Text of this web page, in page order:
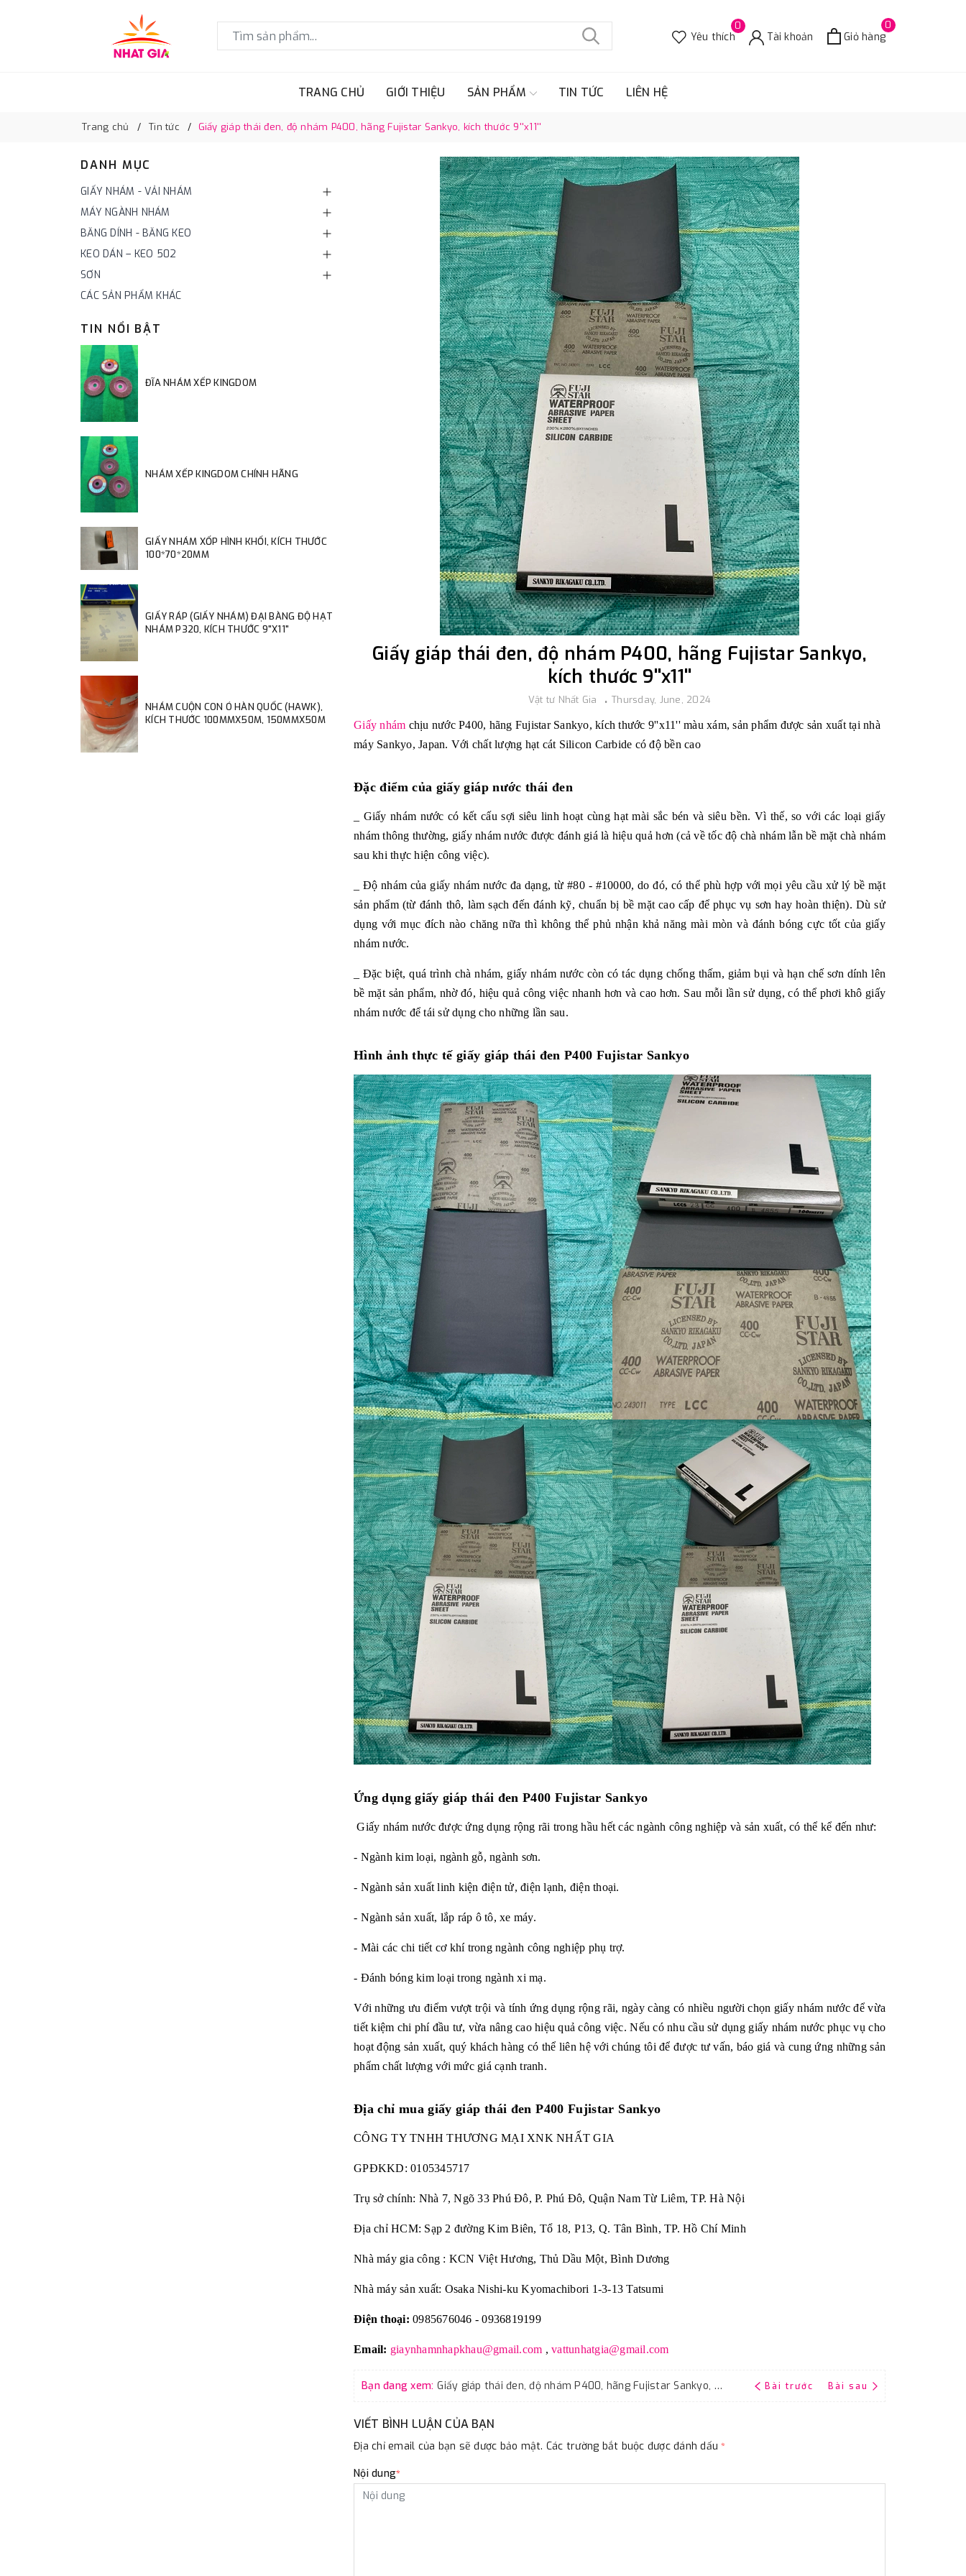
0
Yêu thích Tài khoản
0
Giỏ hàng
TRANG CHỦ GIỚI THIỆU SẢN PHẨM TIN TỨC LIÊN HỆ
Trang chủ Tin tức Giấy giáp thái đen, độ nhám P400, hãng Fujistar Sankyo, kích thước 9''x11''
DANH MỤC
GIẤY NHÁM - VẢI NHÁM
MÁY NGÀNH NHÁM
BĂNG DÍNH - BĂNG KEO
KEO DÁN – KEO 502
SƠN
CÁC SẢN PHẨM KHÁC
TIN NỔI BẬT
ĐĨA NHÁM XẾP KINGDOM
NHÁM XẾP KINGDOM CHÍNH HÃNG
GIẤY NHÁM XỐP HÌNH KHỐI, KÍCH THƯỚC
100*70*20MM
GIẤY RÁP (GIẤY NHÁM) ĐẠI BÀNG ĐỘ HẠT
NHÁM P320, KÍCH THƯỚC 9"X11"
NHÁM CUỘN CON Ó HÀN QUỐC (HAWK),
KÍCH THƯỚC 100MMX50M, 150MMX50M
Giấy giáp thái đen, độ nhám P400, hãng Fujistar Sankyo,
kích thước 9''x11''
Vật tư Nhất Gia Thursday, June, 2024
Giấy nhám chịu nước P400, hãng Fujistar Sankyo, kích thước 9''x11'' màu xám, sản phẩm được sản xuất tại nhà
máy Sankyo, Japan. Với chất lượng hạt cát Silicon Carbide có độ bền cao
Đặc điểm của giấy giáp nước thái đen
_ Giấy nhám nước có kết cấu sợi siêu linh hoạt cùng hạt mài sắc bén và siêu bền. Vì thế, so với các loại giấy
nhám thông thường, giấy nhám nước được đánh giá là hiệu quả hơn (cả về tốc độ chà nhám lẫn bề mặt chà nhám
sau khi thực hiện công việc).
_ Độ nhám của giấy nhám nước đa dạng, từ #80 - #10000, do đó, có thể phù hợp với mọi yêu cầu xử lý bề mặt
sản phẩm (từ đánh thô, làm sạch đến đánh kỹ, chuẩn bị bề mặt cao cấp để phục vụ sơn hay hoàn thiện). Dù sử
dụng với mục đích nào chăng nữa thì không thể phủ nhận khả năng mài mòn và đánh bóng cực tốt của giấy
nhám nước.
_ Đặc biệt, quá trình chà nhám, giấy nhám nước còn có tác dụng chống thấm, giảm bụi và hạn chế sơn dính lên
bề mặt sản phẩm, nhờ đó, hiệu quả công việc nhanh hơn và cao hơn. Sau mỗi lần sử dụng, có thể phơi khô giấy
nhám nước để tái sử dụng cho những lần sau.
Hình ảnh thực tế giấy giáp thái đen P400 Fujistar Sankyo
Ứng dụng giấy giáp thái đen P400 Fujistar Sankyo
Giấy nhám nước được ứng dụng rộng rãi trong hầu hết các ngành công nghiệp và sản xuất, có thể kể đến như:
- Ngành kim loại, ngành gỗ, ngành sơn.
- Ngành sản xuất linh kiện điện tử, điện lạnh, điện thoại.
- Ngành sản xuất, lắp ráp ô tô, xe máy.
- Mài các chi tiết cơ khí trong ngành công nghiệp phụ trợ.
- Đánh bóng kim loại trong ngành xi mạ.
Với những ưu điểm vượt trội và tính ứng dụng rộng rãi, ngày càng có nhiều người chọn giấy nhám nước để vừa
tiết kiệm chi phí đầu tư, vừa nâng cao hiệu quả công việc. Nếu có nhu cầu sử dụng giấy nhám nước phục vụ cho
hoạt động sản xuất, quý khách hàng có thể liên hệ với chúng tôi để được tư vấn, báo giá và cung ứng những sản
phẩm chất lượng với mức giá cạnh tranh.
Địa chỉ muagiấy giáp thái đen P400 Fujistar Sankyo
CÔNG TY TNHH THƯƠNG MẠI XNK NHẤT GIA
GPĐKKD: 0105345717
Trụ sở chính: Nhà 7, Ngõ 33 Phú Đô, P. Phú Đô, Quận Nam Từ Liêm, TP. Hà Nội
Địa chỉ HCM: Sạp 2 đường Kim Biên, Tổ 18, P13, Q. Tân Bình, TP. Hồ Chí Minh
Nhà máy gia công : KCN Việt Hương, Thủ Dầu Một, Bình Dương
Nhà máy sản xuất: Osaka Nishi-ku Kyomachibori 1-3-13 Tatsumi
Điện thoại: 0985676046 - 0936819199
Email: giaynhamnhapkhau@gmail.com , vattunhatgia@gmail.com
Bạn đang xem: Giấy giáp thái đen, độ nhám P400, hãng Fujistar Sankyo, kích thước 9''x11'' Bài trước Bài sau
VIẾT BÌNH LUẬN CỦA BẠN
Địa chỉ email của bạn sẽ được bảo mật. Các trường bắt buộc được đánh dấu*
Nội dung*